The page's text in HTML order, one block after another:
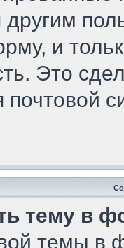
и
Это
почтовой
тему в
темы в